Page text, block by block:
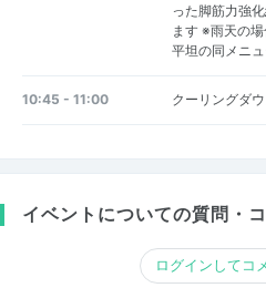
った脚筋力強
ます ※雨天の
平坦の同メニ
10:45 - 11:00 クーリングダ
イベントについての質問・
ログインしてコ